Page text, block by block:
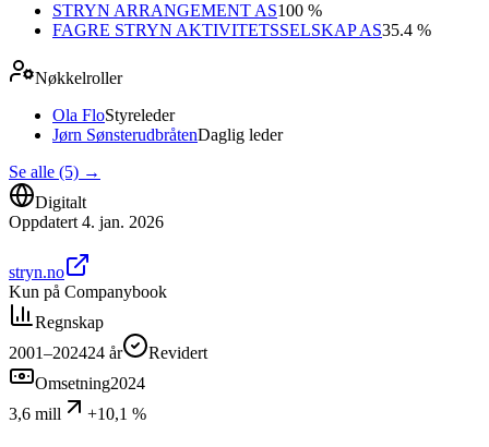
STRYN ARRANGEMENT AS100 %
FAGRE STRYN AKTIVITETSSELSKAP AS35.4 %
Nøkkelroller
Ola FloStyreleder
Jørn SønsterudbråtenDaglig leder
Se alle (5) →
Digitalt
Oppdatert 4. jan. 2026
stryn.no
Kun på Companybook
Regnskap
2001–202424 år
Revidert
Omsetning2024
3,6 mill
+10,1 %